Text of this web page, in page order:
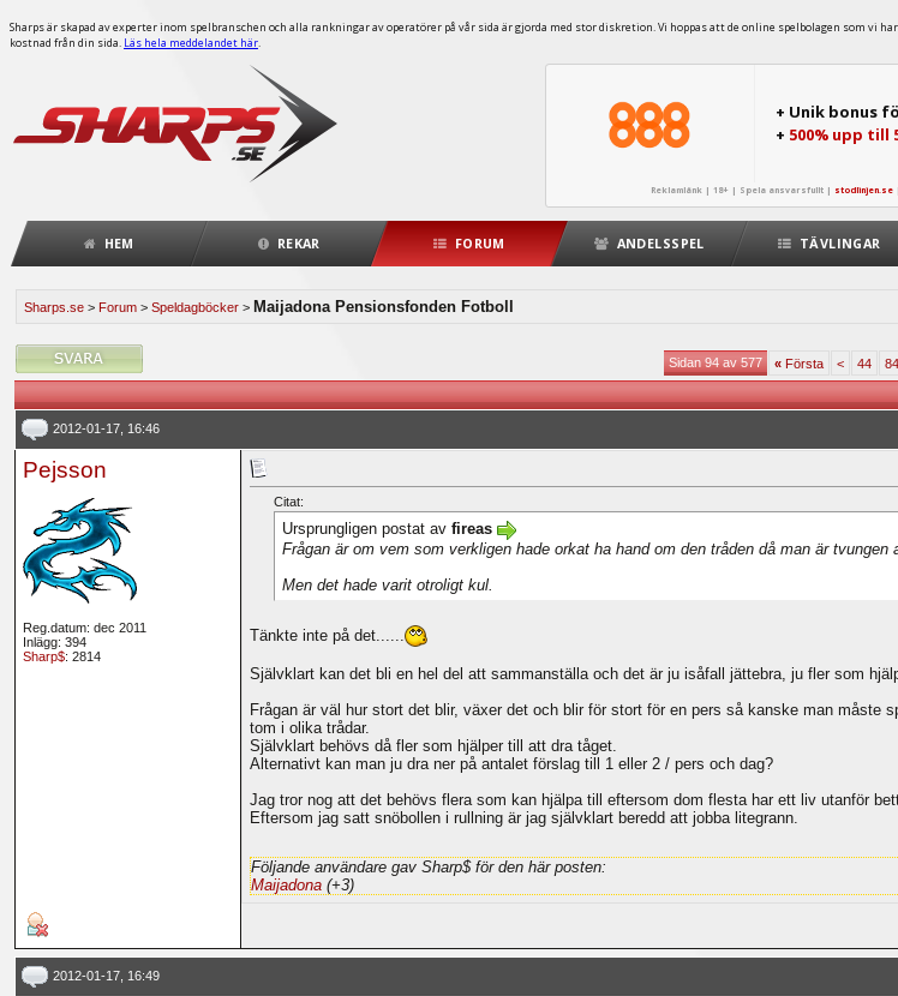
Sharps är skapad av experter inom spelbranschen och alla rankningar av operatörer på vår sida är gjorda med stor diskretion. Vi hoppas att de online spelbolagen som
kostnad från din sida. Läs hela meddelandet här.
+ Unik bonus
+ 500% upp till
Reklamlänk | 18+ | Spela ansvarsfullt | stodlinjen.se
HEM REKAR FORUM ANDELSSPEL TÄVLINGAR
Sharps.se > Forum > Speldagböcker > Maijadona Pensionsfonden Fotboll
Sidan 94 av 577 « Första < 44 84
2012-01-17, 16:46
Pejsson
Reg.datum: dec 2011
Inlägg: 394
Sharp$: 2814
Citat:
Ursprungligen postat av fireas
Frågan är om vem som verkligen hade orkat ha hand om den tråden då man är tvungen
Men det hade varit otroligt kul.
Tänkte inte på det......
Självklart kan det bli en hel del att sammanställa och det är ju isåfall jättebra, ju fler som
Frågan är väl hur stort det blir, växer det och blir för stort för en pers så kanske man
tom i olika trådar.
Självklart behövs då fler som hjälper till att dra tåget.
Alternativt kan man ju dra ner på antalet förslag till 1 eller 2 / pers och dag?
Jag tror nog att det behövs flera som kan hjälpa till eftersom dom flesta har ett liv utanför
Eftersom jag satt snöbollen i rullning är jag självklart beredd att jobba litegrann.
Följande användare gav Sharp$ för den här posten:
Maijadona(+3)
2012-01-17, 16:49